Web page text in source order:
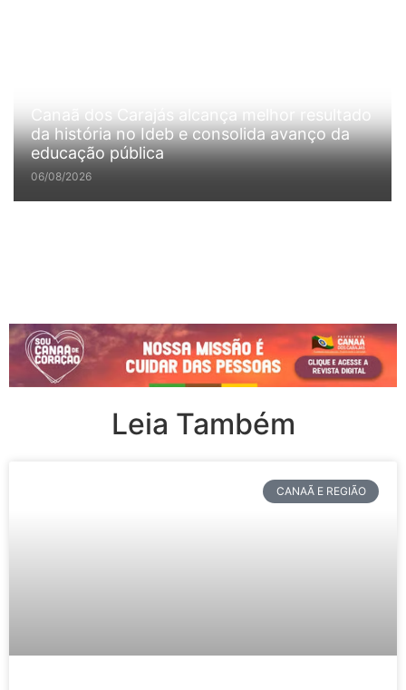
Canaã dos Carajás alcança melhor resultado
da história no Ideb e consolida avanço da
educação pública
06/08/2026
Leia Também
CANAÃ E REGIÃO